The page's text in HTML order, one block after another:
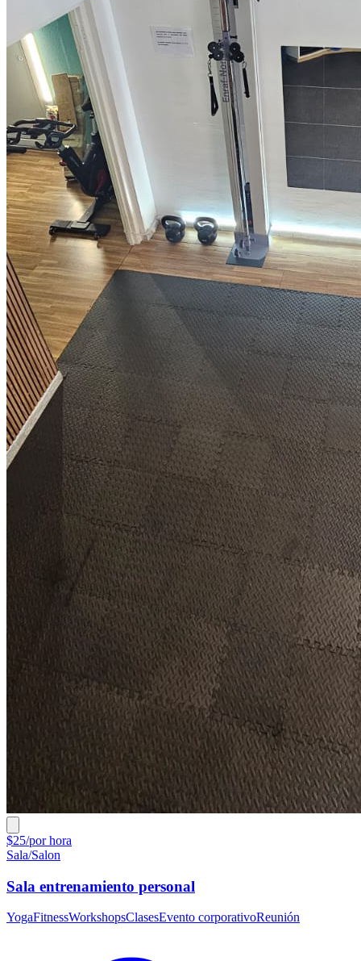
$25/por hora
Sala/Salon
Sala entrenamiento personal
YogaFitnessWorkshopsClasesEvento corporativoReunión